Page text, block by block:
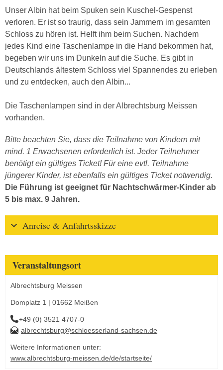
Unser Albin hat beim Spuken sein Kuschel-Gespenst
verloren. Er ist so traurig, dass sein Jammern im gesamten
Schloss zu hören ist. Helft ihm beim Suchen. Nachdem
jedes Kind eine Taschenlampe in die Hand bekommen hat,
begeben wir uns im Dunkeln auf die Suche. Es gibt in
Deutschlands ältestem Schloss viel Spannendes zu erleben
und zu entdecken, auch den Albin...
Die Taschenlampen sind in der Albrechtsburg Meissen
vorhanden.
Bitte beachten Sie, dass die Teilnahme von Kindern mit
mind. 1 Erwachsenen erforderlich ist. Jeder Teilnehmer
benötigt ein gültiges Ticket! Für eine evtl. Teilnahme
jüngerer Kinder, ist ebenfalls ein gültiges Ticket notwendig.
Die Führung ist geeignet für Nachtschwärmer-Kinder ab
5 bis max. 9 Jahren.
Anreise & Anfahrtsskizze
Veranstaltungsort
Albrechtsburg Meissen
Domplatz 1 | 01662 Meißen
+49 (0) 3521 4707-0
albrechtsburg@schloesserland-sachsen.de
Weitere Informationen unter:
www.albrechtsburg-meissen.de/de/startseite/